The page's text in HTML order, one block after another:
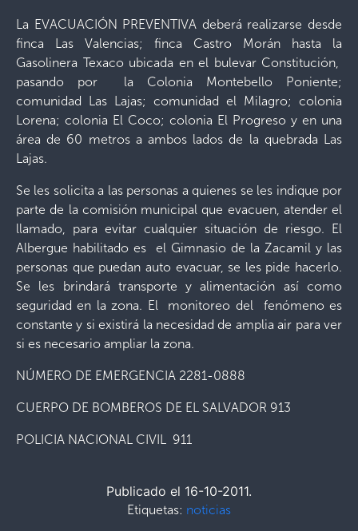
La EVACUACIÓN PREVENTIVA deberá realizarse desde
finca Las Valencias; finca Castro Morán hasta la
Gasolinera Texaco ubicada en el bulevar Constitución,
pasando por la Colonia Montebello Poniente;
comunidad Las Lajas; comunidad el Milagro; colonia
Lorena; colonia El Coco; colonia El Progreso y en una
área de 60 metros a ambos lados de la quebrada Las
Lajas.
Se les solicita a las personas a quienes se les indique por
parte de la comisión municipal que evacuen, atender el
llamado, para evitar cualquier situación de riesgo. El
Albergue habilitado es el Gimnasio de la Zacamil y las
personas que puedan auto evacuar, se les pide hacerlo.
Se les brindará transporte y alimentación así como
seguridad en la zona. El monitoreo del fenómeno es
constante y si existirá la necesidad de amplia air para ver
si es necesario ampliar la zona.
NÚMERO DE EMERGENCIA 2281-0888
CUERPO DE BOMBEROS DE EL SALVADOR 913
POLICIA NACIONAL CIVIL 911
Publicado el 16-10-2011.
Etiquetas: noticias